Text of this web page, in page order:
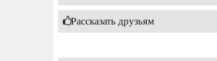
Рассказать друзьям